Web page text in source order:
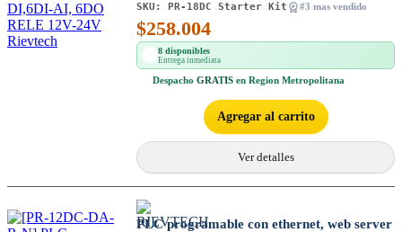
SKU: PR-18DC Starter Kit #3 mas vendido
$258.004
8 disponibles
Entrega inmediata
Despacho GRATIS en Region Metropolitana
Agregar al carrito
Ver detalles
PLC programable con ethernet, web server